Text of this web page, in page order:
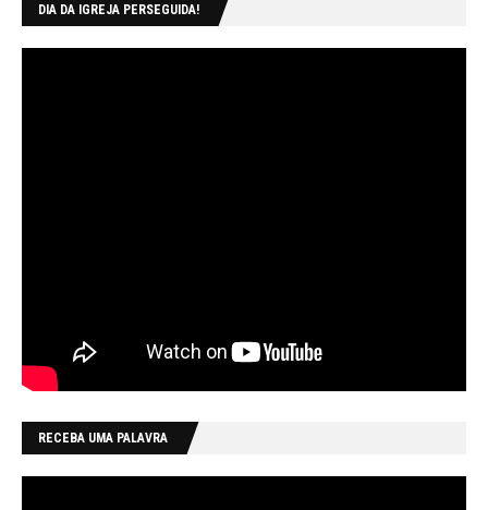
DIA DA IGREJA PERSEGUIDA!
RECEBA UMA PALAVRA